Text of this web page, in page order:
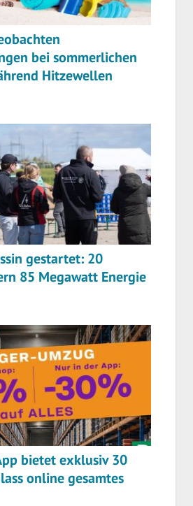
bei sommerlichen
Hitzewellen
gestartet: 20
85 Megawatt Energie
bietet exklusiv 30
online gesamtes